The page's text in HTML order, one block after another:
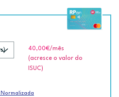
40,00€/mês
(acresce o valor do
ISUC)